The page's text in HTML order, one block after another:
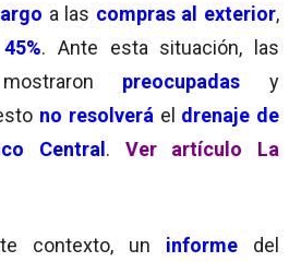
a las compras al exterior,
45%. Ante esta situación, las
preocupadas y
no resolverá el drenaje de
Central . Ver artículo La
contexto, un informe del